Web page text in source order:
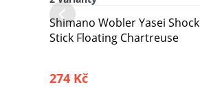
Shimano Wobler Yasei Shock
Stick Floating Chartreuse
274 Kč